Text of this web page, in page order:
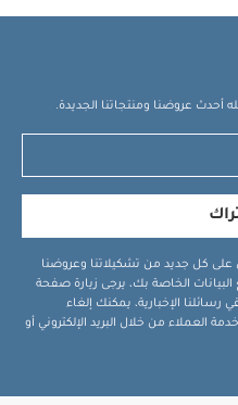
أحدث عروضنا ومنتجاتنا الجديدة.
على كل جديد من تشكيلاتنا وعروضنا
الخاصة بك، يرجى زيارة صفحة
رسائلنا الإخبارية، يمكنك إلغاء
العملاء من خلال البريد الإلكتروني أو